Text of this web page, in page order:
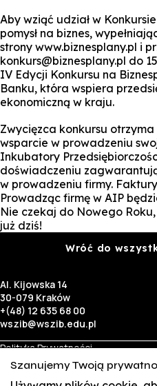
Aby wziąć udział w
pomysł na biznes,
strony www.biznesplany.pl i
konkurs@biznesplany.pl do
IV Edycji Konkursu na
Banku, która wspiera
ekonomiczną w kraju.
Zwycięzca konkursu otrzyma
wsparcie w prowadzeniu
Inkubatory
doświadczeniu
w prowadzeniu firmy.
Prowadząc firmę w AIP
Nie czekaj do Nowego Roku,
już dziś!
Wróć do
Al. Kijowska 14
30-079 Kraków
+(48) 12 635 68 00
wszib@wszib.edu.pl
Polityka Prywatności
RODO
Szanujemy Twoją